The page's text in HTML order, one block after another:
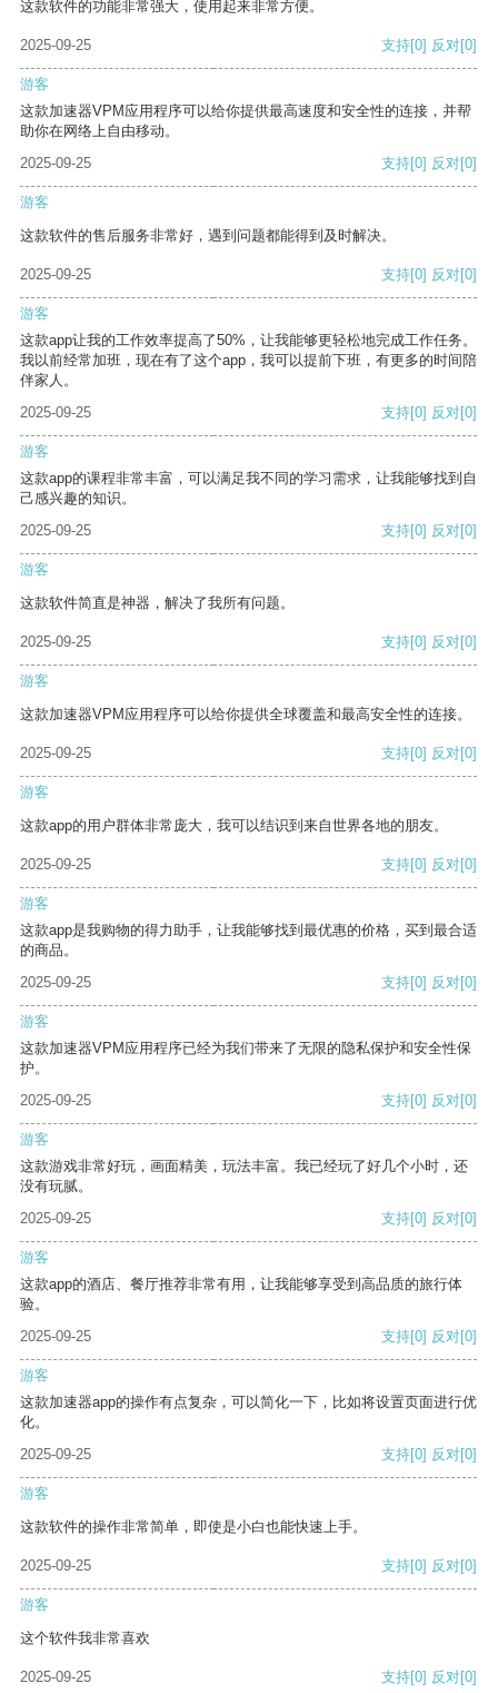
这款软件的功能非常强大，使用起来非常方便。
2025-09-25 支持[0] 反对[0]
游客
这款加速器VPM应用程序可以给你提供最高速度和安全性的连接，并帮
助你在网络上自由移动。
2025-09-25
支持[0] 反对[0]
游客
这款软件的售后服务非常好，遇到问题都能得到及时解决。
2025-09-25 支持[0] 反对[0]
游客
这款app让我的工作效率提高了50%，让我能够更轻松地完成工作任务。
我以前经常加班，现在有了这个app，我可以提前下班，有更多的时间陪
伴家人。
2025-09-25
支持[0] 反对[0]
游客
这款app的课程非常丰富，可以满足我不同的学习需求，让我能够找到自
己感兴趣的知识。
2025-09-25
支持[0] 反对[0]
游客
这款软件简直是神器，解决了我所有问题。
2025-09-25 支持[0] 反对[0]
游客
这款加速器VPM应用程序可以给你提供全球覆盖和最高安全性的连接。
2025-09-25 支持[0] 反对[0]
游客
这款app的用户群体非常庞大，我可以结识到来自世界各地的朋友。
2025-09-25 支持[0] 反对[0]
游客
这款app是我购物的得力助手，让我能够找到最优惠的价格，买到最合适
的商品。
2025-09-25
支持[0] 反对[0]
游客
这款加速器VPM应用程序已经为我们带来了无限的隐私保护和安全性保
护。
2025-09-25
支持[0] 反对[0]
游客
这款游戏非常好玩，画面精美，玩法丰富。我已经玩了好几个小时，还
没有玩腻。
2025-09-25
支持[0] 反对[0]
游客
这款app的酒店、餐厅推荐非常有用，让我能够享受到高品质的旅行体
验。
2025-09-25
支持[0] 反对[0]
游客
这款加速器app的操作有点复杂，可以简化一下，比如将设置页面进行优
化。
2025-09-25
支持[0] 反对[0]
游客
这款软件的操作非常简单，即使是小白也能快速上手。
2025-09-25 支持[0] 反对[0]
游客
这个软件我非常喜欢
2025-09-25 支持[0] 反对[0]